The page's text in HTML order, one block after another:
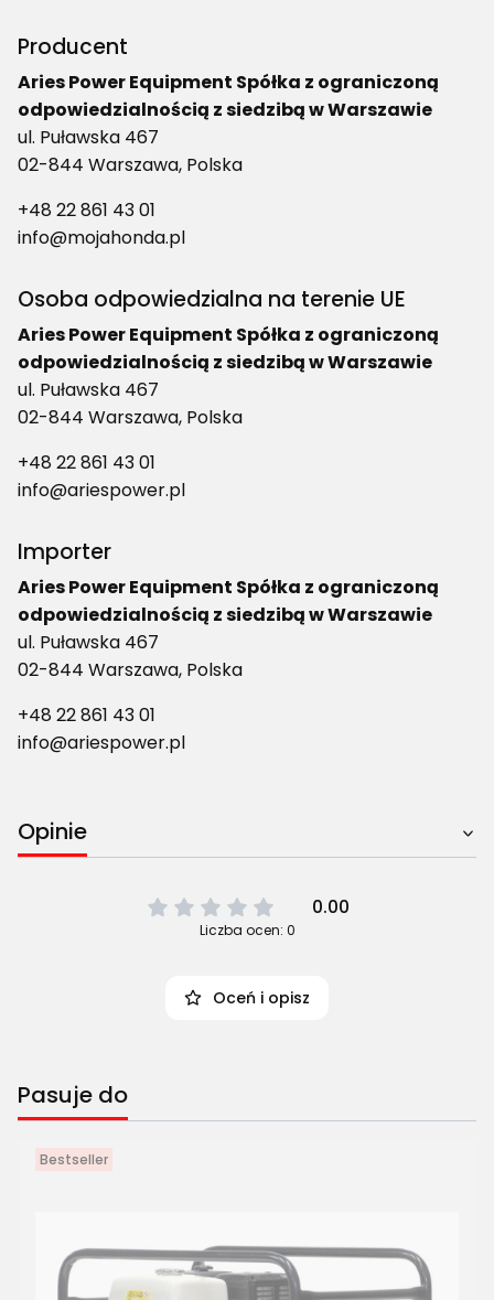
Producent
Aries Power Equipment Spółka z ograniczoną
odpowiedzialnością z siedzibą w Warszawie
ul. Puławska 467
02-844 Warszawa, Polska
+48 22 861 43 01
info@mojahonda.pl
Osoba odpowiedzialna na terenie UE
Aries Power Equipment Spółka z ograniczoną
odpowiedzialnością z siedzibą w Warszawie
ul. Puławska 467
02-844 Warszawa, Polska
+48 22 861 43 01
info@ariespower.pl
Importer
Aries Power Equipment Spółka z ograniczoną
odpowiedzialnością z siedzibą w Warszawie
ul. Puławska 467
02-844 Warszawa, Polska
+48 22 861 43 01
info@ariespower.pl
Opinie
0.00
Liczba ocen: 0
Oceń i opisz
Pasuje do
Bestseller